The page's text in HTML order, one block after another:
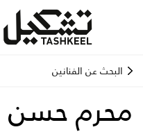
البحث عن الفنانين
محرم حسن